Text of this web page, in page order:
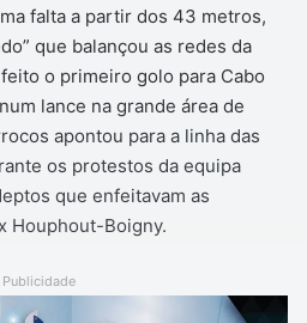
falta a partir dos 43 metros,
que balançou as redes da
o primeiro golo para Cabo
lance na grande área de
apontou para a linha das
os protestos da equipa
que enfeitavam as
Houphout-Boigny.
Publicidade